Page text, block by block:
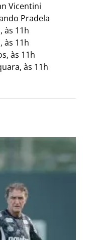
Vicentini
Pradela
às 11h
às 11h
às 11h
às 11h